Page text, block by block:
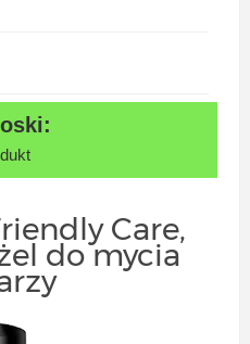
Care,
do mycia